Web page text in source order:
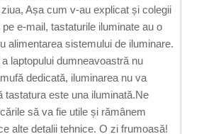
Așa cum v-au explicat și colegii
pe e-mail, tastaturile iluminate au o
alimentarea sistemului de iluminare.
laptopului dumneavoastră nu
dedicată, iluminarea nu va
tastatura este una iluminată.Ne
să va fie utile și rămânem
alte detalii tehnice. O zi frumoasă!